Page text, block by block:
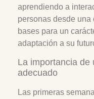
aprendiendo a
personas desde una
bases para un
adaptación a su
La importancia de
adecuado
Las primeras